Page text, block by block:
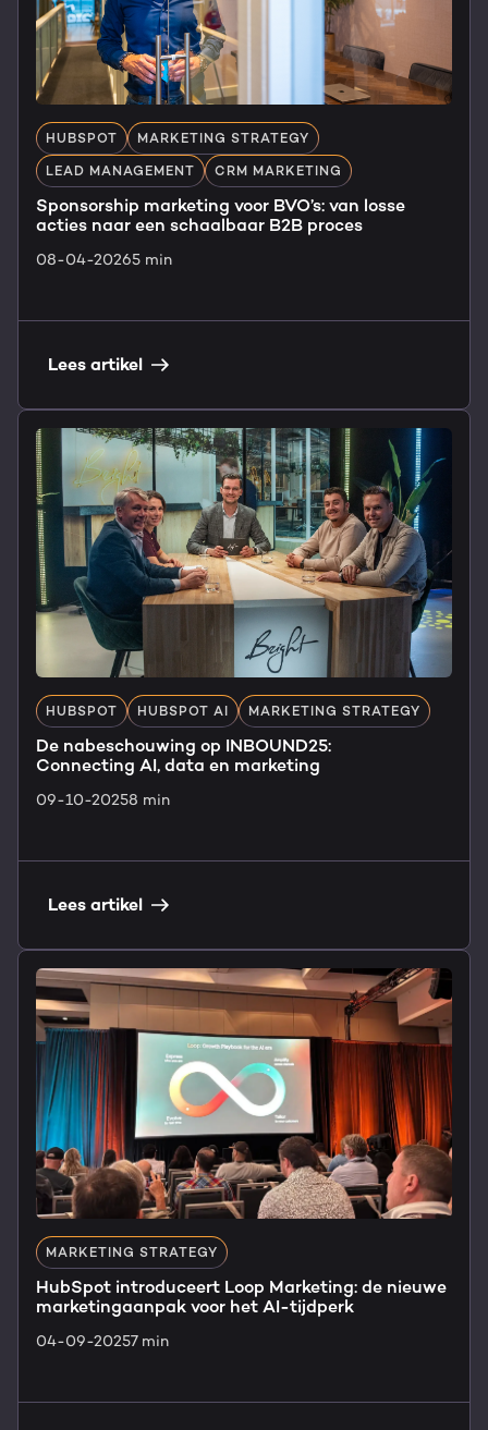
HUBSPOT MARKETING STRATEGY
LEAD MANAGEMENT CRM MARKETING
Sponsorship marketing voor BVO’s: van losse
acties naar een schaalbaar B2B proces
08-04-20265 min
Lees artikel
HUBSPOT HUBSPOT AI MARKETING STRATEGY
De nabeschouwing op INBOUND25:
Connecting AI, data en marketing
09-10-20258 min
Lees artikel
MARKETING STRATEGY
HubSpot introduceert Loop Marketing: de nieuwe
marketingaanpak voor het AI-tijdperk
04-09-20257 min